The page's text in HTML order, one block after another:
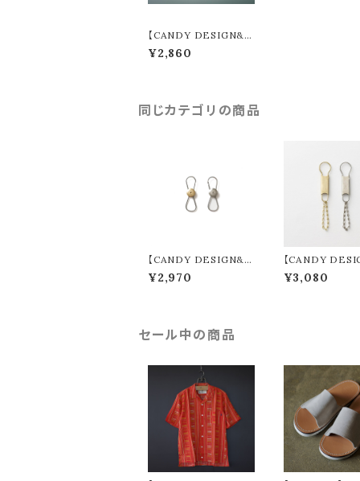
【CANDY DESIGN&
WORKS】 Delta デル
タ (3colors) CHW-08
¥2,860
同じカテゴリの商品
【CANDY DESIGN&
WORKS】 Maverick R
evolving Keyring (2
¥2,970
【CANDY
WORKS】
ttern W/C
¥3,080
セール中の商品